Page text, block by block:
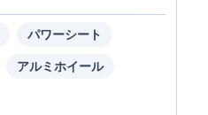
パワーシート
アルミホイール